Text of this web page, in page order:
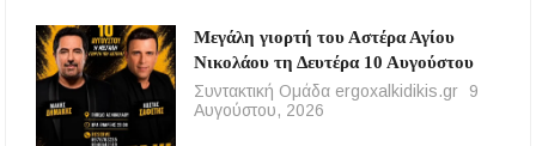
Μεγάλη γιορτή του Αστέρα Αγίου
Νικολάου τη Δευτέρα 10 Αυγούστου
Συντακτική Ομάδα ergoxalkidikis.gr
9
Αυγούστου, 2026